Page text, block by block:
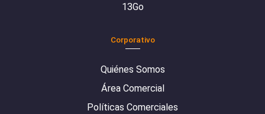
13Go
Corporativo
Quiénes Somos
Área Comercial
Políticas Comerciales